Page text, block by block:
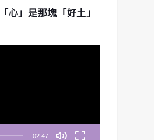
心」是那塊「好土」
02:47